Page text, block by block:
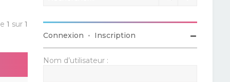
1 sur1
Connexion • Inscription
Nom d’utilisateur :